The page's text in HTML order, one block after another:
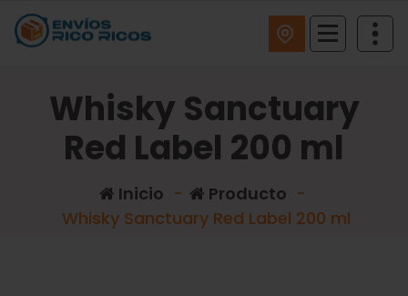
Whisky Sanctuary
Red Label 200 ml
Inicio - Producto -
Whisky Sanctuary Red Label 200 ml